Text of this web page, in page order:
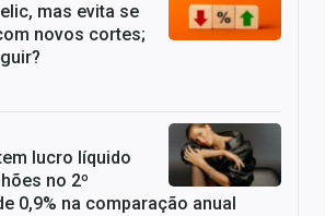
mas evita se
novos cortes;
lucro líquido
no 2º
0,9% na comparação anual